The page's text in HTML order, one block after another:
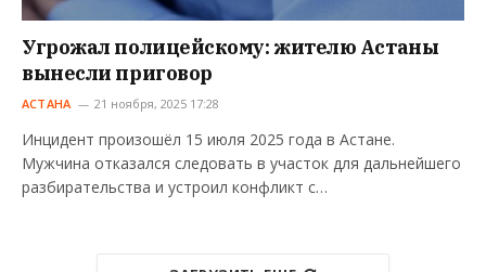
Угрожал полицейскому: жителю Астаны
вынесли приговор
АСТАНА 21 ноября, 2025 17:28
Инцидент произошёл 15 июля 2025 года в Астане.
Мужчина отказался следовать в участок для дальнейшего
разбирательства и устроил конфликт с…